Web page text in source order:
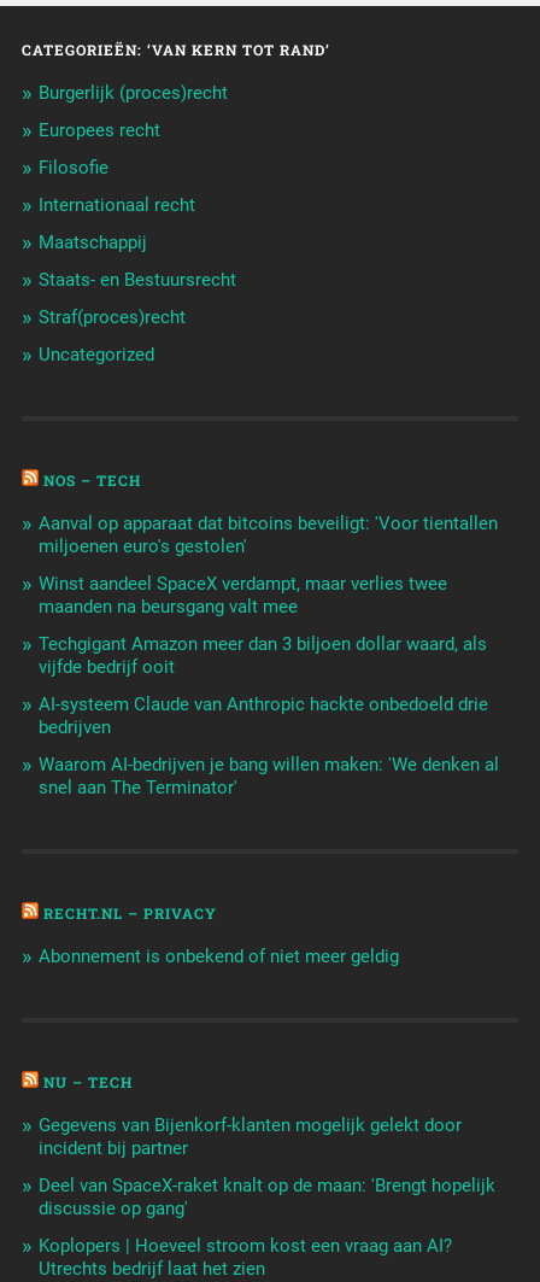
CATEGORIEËN: ‘VAN KERN TOT RAND’
Burgerlijk (proces)recht
Europees recht
Filosofie
Internationaal recht
Maatschappij
Staats- en Bestuursrecht
Straf(proces)recht
Uncategorized
NOS – TECH
Aanval op apparaat dat bitcoins beveiligt: 'Voor tientallen
miljoenen euro's gestolen'
Winst aandeel SpaceX verdampt, maar verlies twee
maanden na beursgang valt mee
Techgigant Amazon meer dan 3 biljoen dollar waard, als
vijfde bedrijf ooit
AI-systeem Claude van Anthropic hackte onbedoeld drie
bedrijven
Waarom AI-bedrijven je bang willen maken: 'We denken al
snel aan The Terminator'
RECHT.NL – PRIVACY
Abonnement is onbekend of niet meer geldig
NU – TECH
Gegevens van Bijenkorf-klanten mogelijk gelekt door
incident bij partner
Deel van SpaceX-raket knalt op de maan: 'Brengt hopelijk
discussie op gang'
Koplopers | Hoeveel stroom kost een vraag aan AI?
Utrechts bedrijf laat het zien